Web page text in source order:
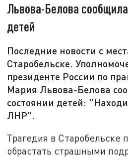
Львова-Белова
детей
Последние новости с
Старобельске.
президенте России по
Мария Львова-Белова
состоянии детей:
ЛНР".
Трагедия в Старобельске
обрастать страшными